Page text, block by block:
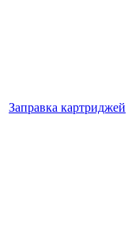
Заправка картриджей